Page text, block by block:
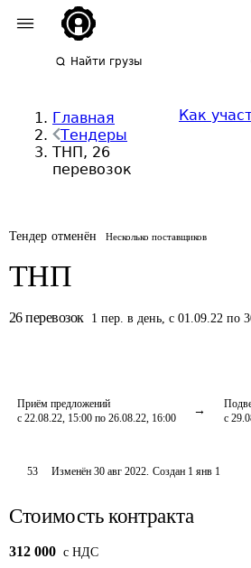
Найти грузы
Главная
Тендеры
ТНП, 26
перевозок
Как
Тендер отменён Несколько поставщиков
ТНП
26 перевозок 1 пер. в день, с 01.09.22 по
Приём предложений
с 22.08.22, 15:00 по 26.08.22, 16:00
с
53 Изменён30 авг 2022. Создан 1 янв 1
Стоимость контракта
312 000 c НДС